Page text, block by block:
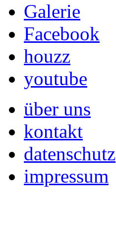
Galerie
Facebook
houzz
youtube
über uns
kontakt
datenschutz
impressum